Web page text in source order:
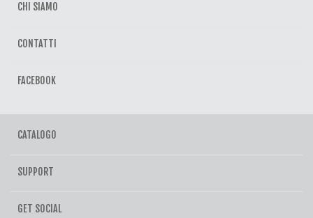
CHI SIAMO
CONTATTI
FACEBOOK
CATALOGO
SUPPORT
GET SOCIAL